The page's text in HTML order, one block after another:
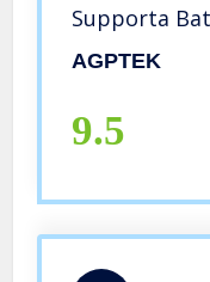
Supporta
fino a 128
AGPTEK
9.5